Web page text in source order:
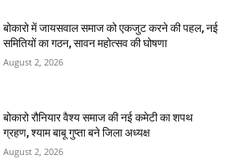
बोकारो में जायसवाल समाज को एकजुट करने की पहल, नई
समितियों का गठन, सावन महोत्सव की घोषणा
August 2, 2026
बोकारो रौनियार वैश्य समाज की नई कमेटी का शपथ
ग्रहण, श्याम बाबू गुप्ता बने जिला अध्यक्ष
August 2, 2026